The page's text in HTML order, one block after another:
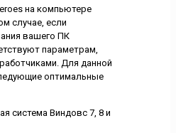
на компьютере
случае, если
вашего ПК
параметрам,
Для данной
оптимальные
система Виндовс 7, 8 и